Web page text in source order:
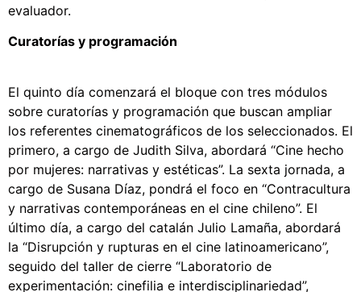
evaluador.
Curatorías y programación
El quinto día comenzará el bloque con tres módulos
sobre curatorías y programación que buscan ampliar
los referentes cinematográficos de los seleccionados. El
primero, a cargo de Judith Silva, abordará “Cine hecho
por mujeres: narrativas y estéticas”. La sexta jornada, a
cargo de Susana Díaz, pondrá el foco en “Contracultura
y narrativas contemporáneas en el cine chileno”. El
último día, a cargo del catalán Julio Lamaña, abordará
la “Disrupción y rupturas en el cine latinoamericano”,
seguido del taller de cierre “Laboratorio de
experimentación: cinefilia e interdisciplinariedad”,